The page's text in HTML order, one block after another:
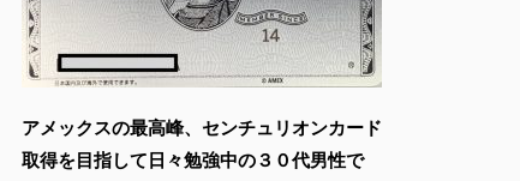
アメックスの最高峰、センチュリオンカード
取得を目指して日々勉強中の３０代男性で